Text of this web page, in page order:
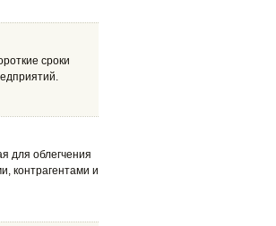
сроки
для облегчения
контрагентами и